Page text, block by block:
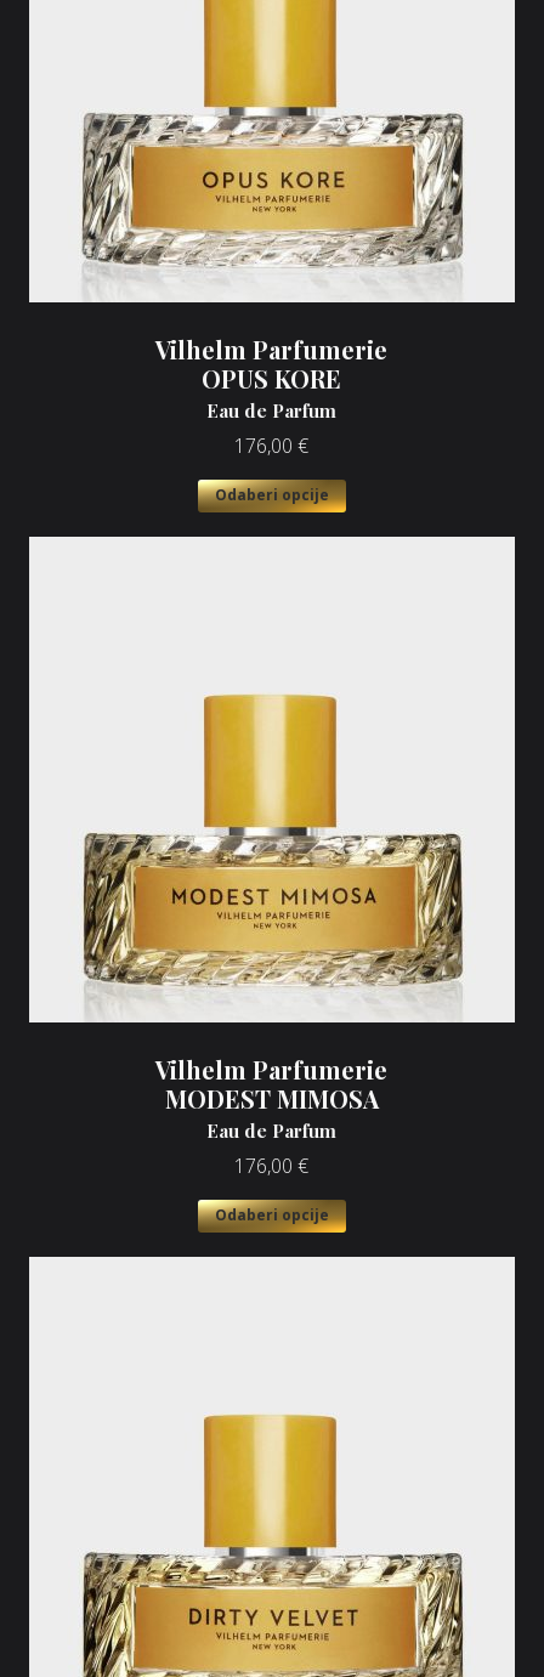
Vilhelm Parfumerie
OPUS KORE
Eau de Parfum
176,00 €
Odaberi opcije
Vilhelm Parfumerie
MODEST MIMOSA
Eau de Parfum
176,00 €
Odaberi opcije